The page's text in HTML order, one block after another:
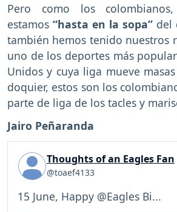
Pero como los colombianos,
estamos “hasta en la sopa” del
también hemos tenido nuestros
uno de los deportes más
Unidos y cuya liga mueve
doquier, estos son los
parte de liga de los tacles y
Jairo Peñaranda
Thoughts of an Eagles Fan
@toaef4133
15 June, Happy @Eagles Bi...